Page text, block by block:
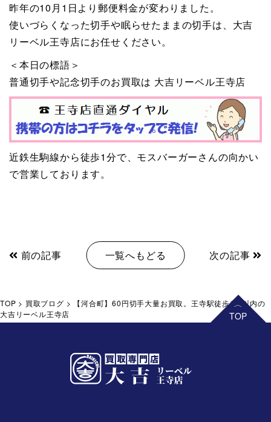
昨年の10月1日より郵便料金が変わりました。
使いづらくなった切手や眠らせたままの切手は、大吉
リーベル王寺店にお任せください。
＜本日の標語＞
普通切手や記念切手のお買取は 大吉リーベル王寺店
近鉄生駒線から徒歩1分で、モスバーガーさんの向かい
で営業しております。
前の記事 一覧へもどる 次の記事
TOP > 買取ブログ >
【河合町】60円切手大量お買取。王寺駅徒歩1分以内の
大吉リーベル王寺店